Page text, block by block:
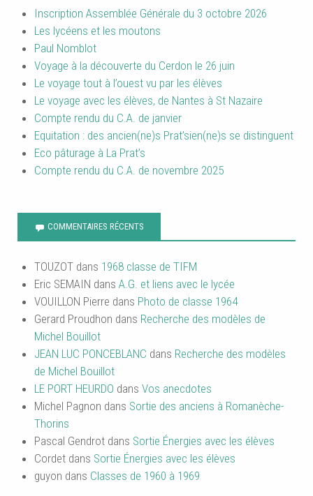
Inscription Assemblée Générale du 3 octobre 2026
Les lycéens et les moutons
Paul Nomblot
Voyage à la découverte du Cerdon le 26 juin
Le voyage tout à l’ouest vu par les élèves
Le voyage avec les élèves, de Nantes à St Nazaire
Compte rendu du C.A. de janvier
Equitation : des ancien(ne)s Prat’sien(ne)s se distinguent
Eco pâturage à La Prat’s
Compte rendu du C.A. de novembre 2025
COMMENTAIRES RÉCENTS
TOUZOT dans 1968 classe de TIFM
Eric SEMAIN dans A.G. et liens avec le lycée
VOUILLON Pierre dans Photo de classe 1964
Gerard Proudhon dans Recherche des modèles de
Michel Bouillot
JEAN LUC PONCEBLANC dans Recherche des modèles
de Michel Bouillot
LE PORT HEURDO dans Vos anecdotes
Michel Pagnon dans Sortie des anciens à Romanèche-
Thorins
Pascal Gendrot dans Sortie Énergies avec les élèves
Cordet dans Sortie Énergies avec les élèves
guyon dans Classes de 1960 à 1969